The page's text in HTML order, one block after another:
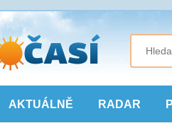
AKTUÁLNĚ RADAR